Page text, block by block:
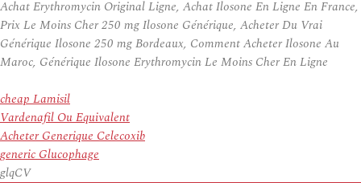
Achat Erythromycin Original Ligne, Achat Ilosone En Ligne En France,
Prix Le Moins Cher 250 mg Ilosone Générique, Acheter Du Vrai
Générique Ilosone 250 mg Bordeaux, Comment Acheter Ilosone Au
Maroc, Générique Ilosone Erythromycin Le Moins Cher En Ligne
cheap Lamisil
Vardenafil Ou Equivalent
Acheter Generique Celecoxib
generic Glucophage
glqCV